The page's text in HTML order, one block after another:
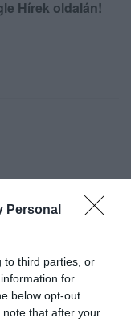
Personal
to third parties, or
for
below opt-out
that after your
Hírek oldalán!
A BÜKK-
SZÁR...
| Zöld hírek